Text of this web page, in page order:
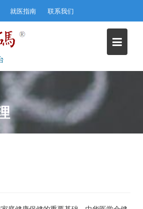
就医指南 联系我们